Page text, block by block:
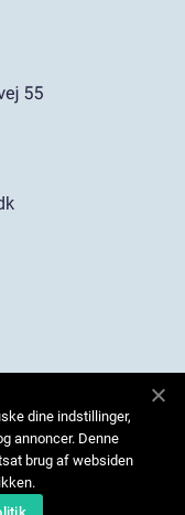
dine indstillinger,
annoncer. Denne
brug af websiden